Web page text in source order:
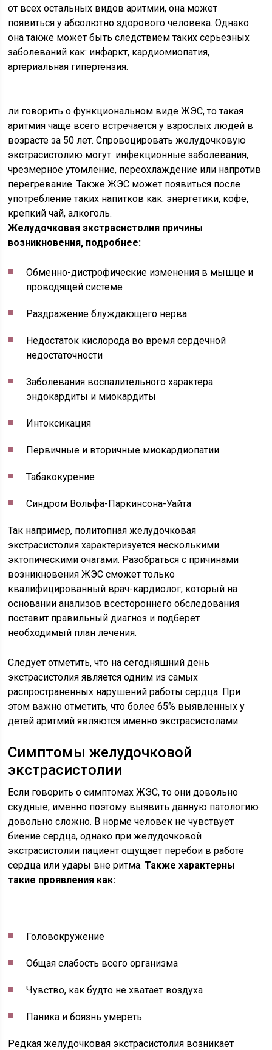
от всех остальных видов аритмии, она может
появиться у абсолютно здорового человека. Однако
она также может быть следствием таких серьезных
заболеваний как: инфаркт, кардиомиопатия,
артериальная гипертензия.
ли говорить о функциональном виде ЖЭС, то такая
аритмия чаще всего встречается у взрослых людей в
возрасте за 50 лет. Спровоцировать желудочковую
экстрасистолию могут: инфекционные заболевания,
чрезмерное утомление, переохлаждение или напротив
перегревание. Также ЖЭС может появиться после
употребление таких напитков как: энергетики, кофе,
крепкий чай, алкоголь.
Желудочковая экстрасистолия причины
возникновения, подробнее:
Обменно-дистрофические изменения в мышце и
проводящей системе
Раздражение блуждающего нерва
Недостаток кислорода во время сердечной
недостаточности
Заболевания воспалительного характера:
эндокардиты и миокардиты
Интоксикация
Первичные и вторичные миокардиопатии
Табакокурение
Синдром Вольфа-Паркинсона-Уайта
Так например, политопная желудочковая
экстрасистолия характеризуется несколькими
эктопическими очагами. Разобраться с причинами
возникновения ЖЭС сможет только
квалифицированный врач-кардиолог, который на
основании анализов всестороннего обследования
поставит правильный диагноз и подберет
необходимый план лечения.
Следует отметить, что на сегодняшний день
экстрасистолия является одним из самых
распространенных нарушений работы сердца. При
этом важно отметить, что более 65% выявленных у
детей аритмий являются именно экстрасистолами.
Симптомы желудочковой
экстрасистолии
Если говорить о симптомах ЖЭС, то они довольно
скудные, именно поэтому выявить данную патологию
довольно сложно. В норме человек не чувствует
биение сердца, однако при желудочковой
экстрасистолии пациент ощущает перебои в работе
сердца или удары вне ритма.Также характерны
такие проявления как:
Головокружение
Общая слабость всего организма
Чувство, как будто не хватает воздуха
Паника и боязнь умереть
Редкая желудочковая экстрасистолия возникает